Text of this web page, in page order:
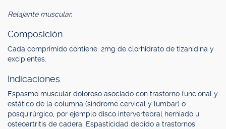
Relajante muscular.
Composición.
Cada comprimido contiene: 2mg de clorhidrato de tizanidina y
excipientes.
Indicaciones.
Espasmo muscular doloroso asociado con trastorno funcional y
estático de la columna (síndrome cervical y lumbar) o
posquirúrgico, por ejemplo disco intervertebral herniado u
osteoartritis de cadera. Espasticidad debido a trastornos